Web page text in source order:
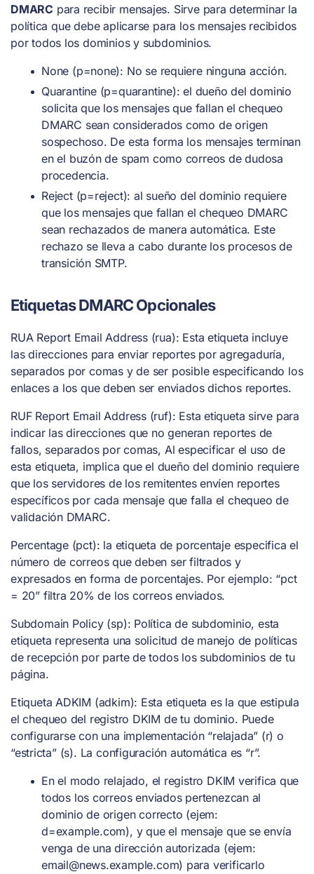
DMARC para recibir mensajes. Sirve para determinar la
política que debe aplicarse para los mensajes recibidos
por todos los dominios y subdominios.
None (p=none): No se requiere ninguna acción.
Quarantine (p=quarantine): el dueño del dominio
solicita que los mensajes que fallan el chequeo
DMARC sean considerados como de origen
sospechoso. De esta forma los mensajes terminan
en el buzón de spam como correos de dudosa
procedencia.
Reject (p=reject): al sueño del dominio requiere
que los mensajes que fallan el chequeo DMARC
sean rechazados de manera automática. Este
rechazo se lleva a cabo durante los procesos de
transición SMTP.
Etiquetas DMARC Opcionales
RUA Report Email Address (rua): Esta etiqueta incluye
las direcciones para enviar reportes por agregaduría,
separados por comas y de ser posible especificando los
enlaces a los que deben ser enviados dichos reportes.
RUF Report Email Address (ruf): Esta etiqueta sirve para
indicar las direcciones que no generan reportes de
fallos, separados por comas, Al especificar el uso de
esta etiqueta, implica que el dueño del dominio requiere
que los servidores de los remitentes envíen reportes
específicos por cada mensaje que falla el chequeo de
validación DMARC.
Percentage (pct): la etiqueta de porcentaje especifica el
número de correos que deben ser filtrados y
expresados en forma de porcentajes. Por ejemplo: “pct
= 20” filtra 20% de los correos enviados.
Subdomain Policy (sp): Política de subdominio, esta
etiqueta representa una solicitud de manejo de políticas
de recepción por parte de todos los subdominios de tu
página.
Etiqueta ADKIM (adkim): Esta etiqueta es la que estipula
el chequeo del registro DKIM de tu dominio. Puede
configurarse con una implementación “relajada” (r) o
“estricta” (s). La configuración automática es “r”.
En el modo relajado, el registro DKIM verifica que
todos los correos enviados pertenezcan al
dominio de origen correcto (ejem:
d=example.com), y que el mensaje que se envía
venga de una dirección autorizada (ejem:
email@news.example.com) para verificarlo